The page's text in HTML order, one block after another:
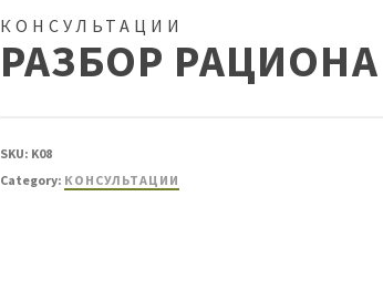
КОНСУЛЬТАЦИИ
РАЗБОР РАЦИОНА
SKU: K08
Category: КОНСУЛЬТАЦИИ